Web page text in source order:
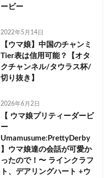
ービー
2022年5月14日
【ウマ娘】中国のチャンミ
Tier表は信用可能？【オタ
クチャンネル/タウラス杯/
切り抜き】
2026年6月2日
【 ウマ娘プリティーダービ
ー
Umamusume:PrettyDerby
】ウマ娘達の会話が可愛か
ったので！〜 ラインクラフ
ト、デアリングハート +ウ